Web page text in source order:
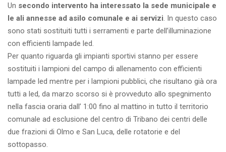
Un secondo intervento ha interessato la sede municipale e
le ali annesse ad asilo comunale e ai servizi. In questo caso
sono stati sostituiti tutti i serramenti e parte dell’illuminazione
con efficienti lampade led.
Per quanto riguarda gli impianti sportivi stanno per essere
sostituiti i lampioni del campo di allenamento con efficienti
lampade led mentre per i lampioni pubblici, che risultano già ora
tutti a led, da marzo scorso si è provveduto allo spegnimento
nella fascia oraria dall’ 1:00 fino al mattino in tutto il territorio
comunale ad esclusione del centro di Tribano dei centri delle
due frazioni di Olmo e San Luca, delle rotatorie e del
sottopasso.